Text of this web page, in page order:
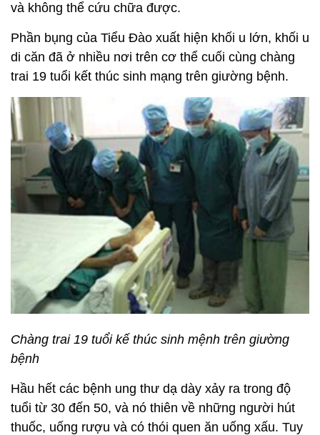
và không thể cứu chữa được.
Phần bụng của Tiểu Đào xuất hiện khối u lớn, khối u
di căn đã ở nhiều nơi trên cơ thể cuối cùng chàng
trai 19 tuổi kết thúc sinh mạng trên giường bệnh.
Chàng trai 19 tuổi kế thúc sinh mệnh trên giường
bệnh
Hầu hết các bệnh ung thư dạ dày xảy ra trong độ
tuổi từ 30 đến 50, và nó thiên về những người hút
thuốc, uống rượu và có thói quen ăn uống xấu. Tuy